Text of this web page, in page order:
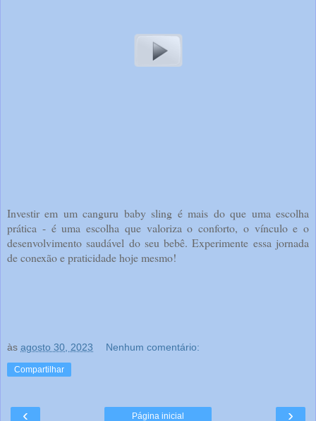
Investir em um canguru baby sling é mais do que uma escolha
prática - é uma escolha que valoriza o conforto, o vínculo e o
desenvolvimento saudável do seu bebê. Experimente essa jornada
de conexão e praticidade hoje mesmo!
às agosto 30, 2023 Nenhum comentário:
Compartilhar
‹ ›
Página inicial